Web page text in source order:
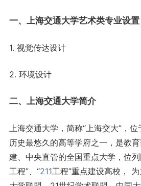
一、上海交通大学艺术类专业设置
1. 视觉传达设计
2. 环境设计
二、上海交通大学简介
上海交通大学，简称“上海交大”，
历史最悠久的高等学府之一，是教
建、中央直管的全国重点大学，位列
工程”、“211工程”重点建设高校， 为